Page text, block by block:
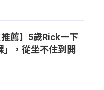
薦】5歲Rick一下
，從坐不住到開